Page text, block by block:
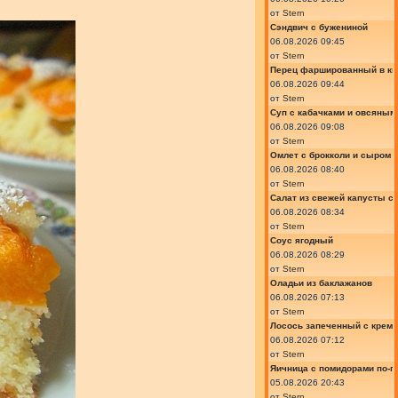
от Stern
Сэндвич с бужениной
06.08.2026 09:45
от Stern
Перец фаршированный в
06.08.2026 09:44
от Stern
Суп с кабачками и
06.08.2026 09:08
от Stern
Омлет с брокколи и сыром
06.08.2026 08:40
от Stern
Салат из свежей капусты
06.08.2026 08:34
от Stern
Соус ягодный
06.08.2026 08:29
от Stern
Оладьи из баклажанов
06.08.2026 07:13
от Stern
Лосось запеченный с
06.08.2026 07:12
от Stern
Яичница с помидорами по-
05.08.2026 20:43